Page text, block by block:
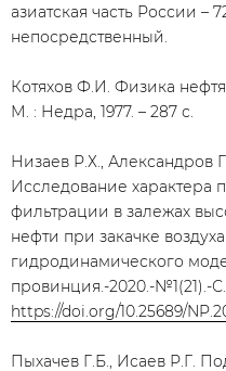
азиатская часть России –
непосредственный.
Котяхов Ф.И. Физика
М. : Недра, 1977. – 287 с.
Низаев Р.Х., Александров
Исследование характера
фильтрации в залежах
нефти при закачке
гидродинамического
провинция.-2020.-№1(21).-
https://doi.org/10.25689/
Пыхачев Г.Б., Исаев Р.Г.